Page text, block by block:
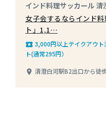
インド料理サッカール 清
女子会するならインド
ト」1,1…
local_play 3,000円以上テイクアウ
ト(通常295円）
place 清澄白河駅B2出口から徒